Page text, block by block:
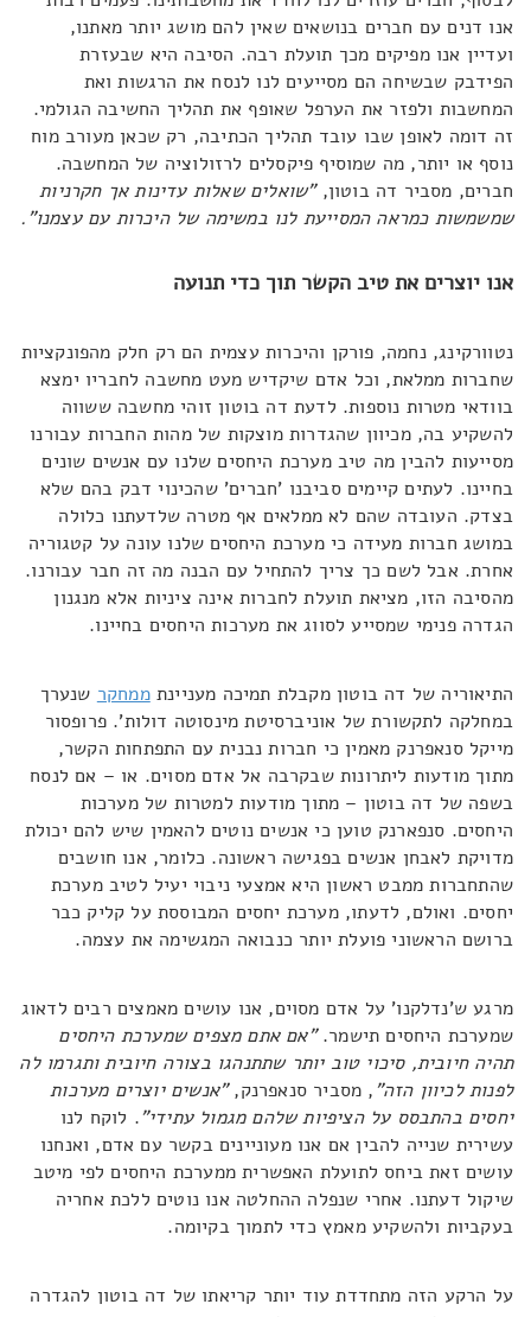
אנו דנים עם חברים בנושאים שאין להם מושג יותר מאתנו,
ועדיין אנו מפיקים מכך תועלת רבה. הסיבה היא שבעזרת
הפידבק שבשיחה הם מסייעים לנו לנסח את הרגשות ואת
המחשבות ולפזר את הערפל שאופף את תהליך החשיבה הגולמי.
זה דומה לאופן שבו עובד תהליך הכתיבה, רק שכאן מעורב מוח
נוסף או יותר, מה שמוסיף פיקסלים לרזולוציה של המחשבה.
חברים, מסביר דה בוטון,"שואלים שאלות עדינות אך חקרניות
שמשמשות כמראה המסייעת לנו במשימה של היכרות עם עצמנו".
אנו יוצרים את טיב הקשר תוך כדי תנועה
נטוורקינג, נחמה, פורקן והיכרות עצמית הם רק חלק מהפונקציות
שחברות ממלאת, וכל אדם שיקדיש מעט מחשבה לחבריו ימצא
בוודאי מטרות נוספות. לדעת דה בוטון זוהי מחשבה ששווה
להשקיע בה, מכיוון שהגדרות מוצקות של מהות החברות עבורנו
מסייעות להבין מה טיב מערכת היחסים שלנו עם אנשים שונים
בחיינו. לעתים קיימים סביבנו 'חברים' שהכינוי דבק בהם שלא
בצדק. העובדה שהם לא ממלאים אף מטרה שלדעתנו כלולה
במושג חברות מעידה כי מערכת היחסים שלנו עונה על קטגוריה
אחרת. אבל לשם כך צריך להתחיל עם הבנה מה זה חבר עבורנו.
מהסיבה הזו, מציאת תועלת לחברות אינה ציניות אלא מנגנון
הגדרה פנימי שמסייע לסווג את מערכות היחסים בחיינו.
התיאוריה של דה בוטון מקבלת תמיכה מעניינתממחקר שנערך
במחלקה לתקשורת של אוניברסיטת מינסוטה דולות'. פרופסור
מייקל סנאפרנק מאמין כי חברות נבנית עם התפתחות הקשר,
מתוך מודעות ליתרונות שבקרבה אל אדם מסוים. או – אם לנסח
בשפה של דה בוטון – מתוך מודעות למטרות של מערכות
היחסים. סנפארנק טוען כי אנשים נוטים להאמין שיש להם יכולת
מדויקת לאבחן אנשים בפגישה ראשונה. כלומר, אנו חושבים
שהתחברות ממבט ראשון היא אמצעי ניבוי יעיל לטיב מערכת
יחסים. ואולם, לדעתו, מערכת יחסים המבוססת על קליק כבר
ברושם הראשוני פועלת יותר כנבואה המגשימה את עצמה.
מרגע ש'נדלקנו' על אדם מסוים, אנו עושים מאמצים רבים לדאוג
שמערכת היחסים תישמר."אם אתם מצפים שמערכת היחסים
תהיה חיובית, סיכוי טוב יותר שתתנהגו בצורה חיובית ותגרמו לה
לפנות לכיוון הזה", מסביר סנאפרנק,"אנשים יוצרים מערכות
יחסים בהתבסס על הציפיות שלהם מגמול עתידי". לוקח לנו
עשירית שנייה להבין אם אנו מעוניינים בקשר עם אדם, ואנחנו
עושים זאת ביחס לתועלת האפשרית ממערכת היחסים לפי מיטב
שיקול דעתנו. אחרי שנפלה ההחלטה אנו נוטים ללכת אחריה
בעקביות ולהשקיע מאמץ כדי לתמוך בקיומה.
על הרקע הזה מתחדדת עוד יותר קריאתו של דה בוטון להגדרה